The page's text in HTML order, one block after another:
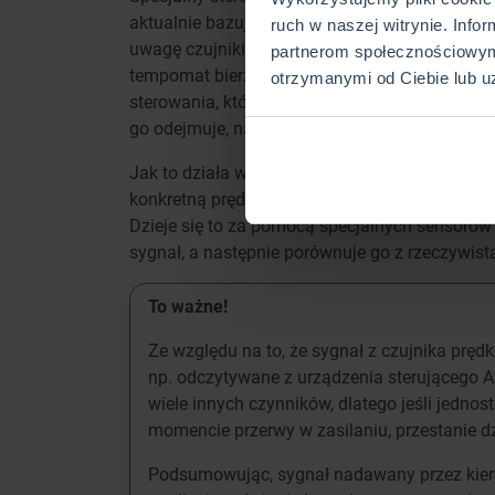
ruch w naszej witrynie.
partnerom
otrzymanymi od Ciebie lub
aktualnie bazuje to na przepustnicy
uwagę czujniki położenia gazu, hamulca oraz
tempomat bierze też pod uwagę inne
sterowania, którą sygnalizuje check engine.
go odejmuje, nawet jeśli przed Tobą jest do
Jak to działa w praktyce?
Tempomat w
konkretną prędkość, a następnie sygnał ten
Dzieje się to za pomocą specjalnych
sygnał, a następnie porównuje go z
To ważne!
Ze względu na to, że sygnał z czujnika
np. odczytywane z urządzenia sterującego
wiele innych czynników, dlatego jeśli
momencie przerwy w zasilaniu, przestanie
Podsumowując, sygnał nadawany przez